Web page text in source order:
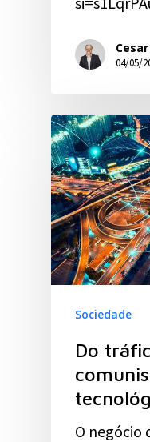
04/05/
Sociedade
Do
O negócio